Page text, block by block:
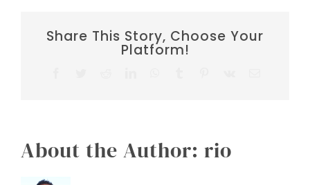
Share This Story, Choose Your
Platform!
About the Author: rio